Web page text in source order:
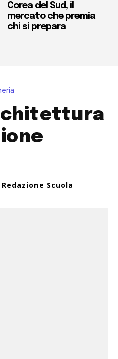
Corea del Sud, il
mercato che premia
chi si prepara